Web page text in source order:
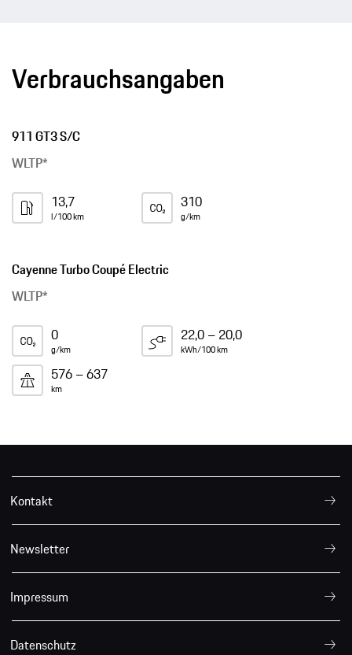
Verbrauchsangaben
911 GT3 S/C
WLTP*
13,7
l/100 km
310
g/km
Cayenne Turbo Coupé Electric
WLTP*
0
g/km
22,0 – 20,0
kWh/100 km
576 – 637
km
Kontakt
Newsletter
Impressum
Datenschutz